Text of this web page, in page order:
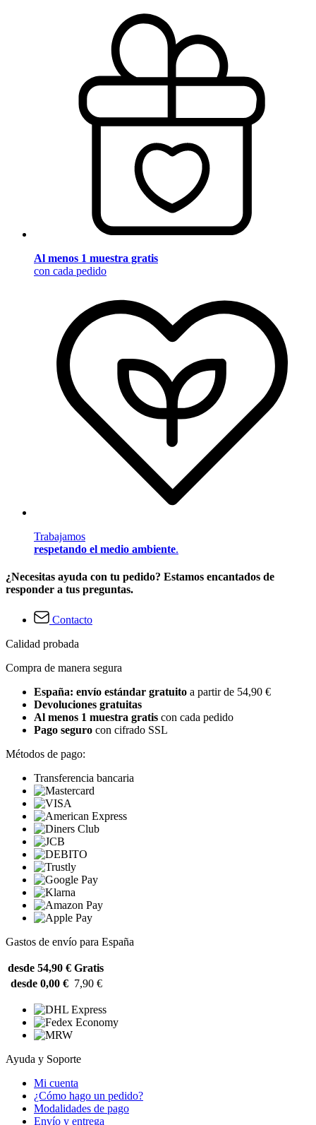
Al menos 1 muestra gratis
con cada pedido
Trabajamos
respetando el medio ambiente.
¿Necesitas ayuda con tu pedido? Estamos encantados de
responder a tus preguntas.
Contacto
Calidad probada
Compra de manera segura
España: envío estándar gratuito a partir de 54,90 €
Devoluciones gratuitas
Al menos 1 muestra gratis con cada pedido
Pago seguro con cifrado SSL
Métodos de pago:
Transferencia bancaria
Gastos de envío para España
desde 54,90 € Gratis
desde 0,00 € 7,90 €
Ayuda y Soporte
Mi cuenta
¿Cómo hago un pedido?
Modalidades de pago
Envío y entrega